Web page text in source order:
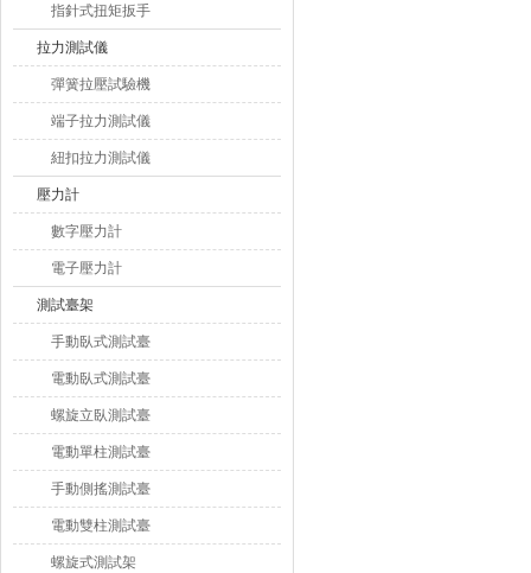
指針式扭矩扳手
拉力測試儀
彈簧拉壓試驗機
端子拉力測試儀
紐扣拉力測試儀
壓力計
數字壓力計
電子壓力計
測試臺架
手動臥式測試臺
電動臥式測試臺
螺旋立臥測試臺
電動單柱測試臺
手動側搖測試臺
電動雙柱測試臺
螺旋式測試架